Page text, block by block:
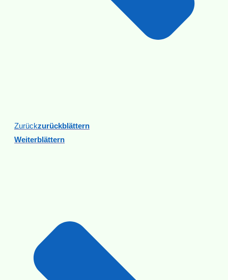
ZurückZurückblättern
Weiterblättern